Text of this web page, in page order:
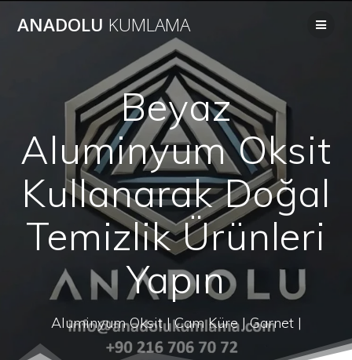
to
content
ANADOLU KUMLAMA
Beyaz
Aluminyum Oksit
Kullanarak Doğal
Temizlik Ürünleri
Yapın
Aluminyum Oksit | Cam Küre | Garnet |